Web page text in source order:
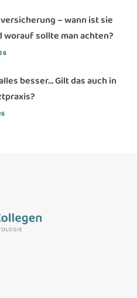
– wann ist sie
worauf sollte man achten?
besser… Gilt das auch in